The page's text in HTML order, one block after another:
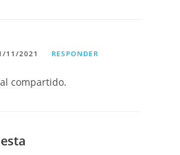
11/2021 RESPONDER
compartido.